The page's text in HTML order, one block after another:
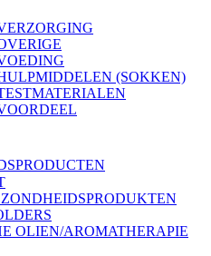
(SOKKEN)
OLIEN/AROMATHERAPIE